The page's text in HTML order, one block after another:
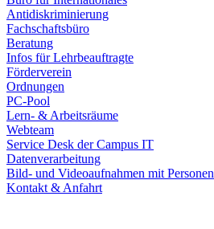
Antidiskriminierung
Fachschaftsbüro
Beratung
Infos für Lehrbeauftragte
Förderverein
Ordnungen
PC-Pool
Lern- & Arbeitsräume
Webteam
Service Desk der Campus IT
Datenverarbeitung
Bild- und Videoaufnahmen mit Personen
Kontakt & Anfahrt